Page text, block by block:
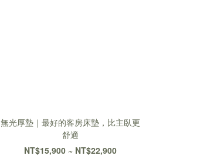
無光厚墊｜最好的客房床墊，比主臥更
舒適
NT$15,900 ~ NT$22,900